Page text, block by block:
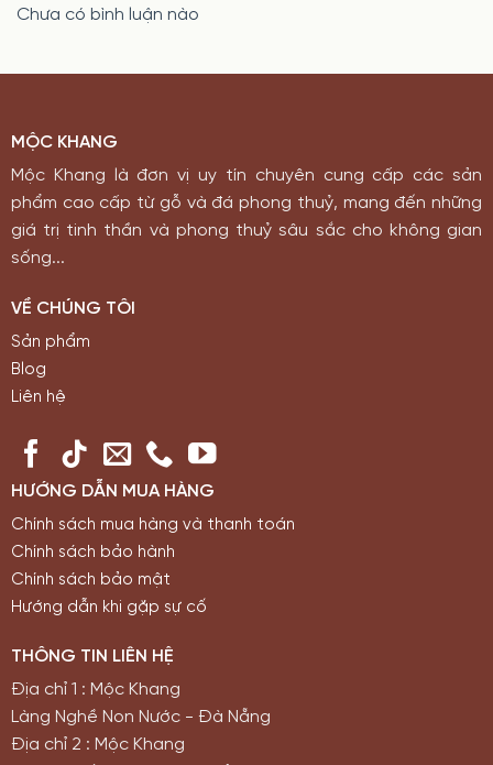
Chưa có bình luận nào
MỘC KHANG
Mộc Khang là đơn vị uy tín chuyên cung cấp các sản
phẩm cao cấp từ gỗ và đá phong thuỷ, mang đến những
giá trị tinh thần và phong thuỷ sâu sắc cho không gian
sống...
VỀ CHÚNG TÔI
Sản phẩm
Blog
Liên hệ
HƯỚNG DẪN MUA HÀNG
Chính sách mua hàng và thanh toán
Chính sách bảo hành
Chính sách bảo mật
Hướng dẫn khi gặp sự cố
THÔNG TIN LIÊN HỆ
Địa chỉ 1 : Mộc Khang
Làng Nghề Non Nước - Đà Nẵng
Địa chỉ 2 : Mộc Khang